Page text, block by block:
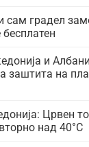
сам градел
и
заштита на
Црвен
над 40°C